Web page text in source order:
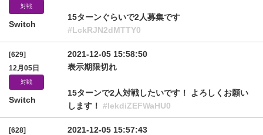
対戦
Switch
15ターンぐらいで2人募集です
#LckRJN2dMTTY0
[629]
12月05日
対戦
Switch
2021-12-05 15:58:50
表示期限切れ
15ターンで2人対戦したいです！ よろしくお願い
します！ #lekdiZEFWaHU0
[628]
2021-12-05 15:57:43